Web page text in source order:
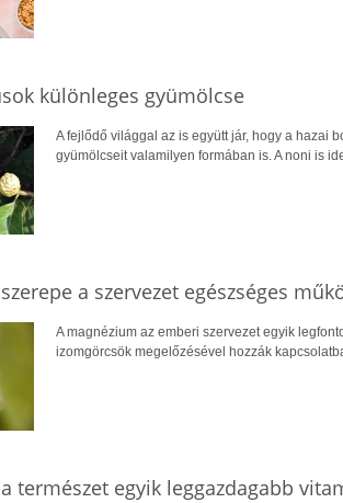
különleges gyümölcse
A fejlődő világgal az is együtt jár, hogy a hazai
gyümölcseit valamilyen formában is. A noni is
a szervezet egészséges
A magnézium az emberi szervezet egyik
izomgörcsök megelőzésével hozzák
természet egyik leggazdagabb